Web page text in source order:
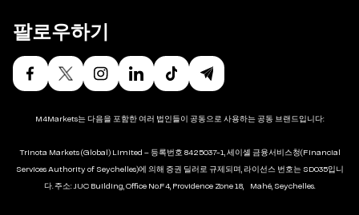
팔로우하기
M4Markets는 다음을 포함한 여러 법인들이 공동으로 사용하는 공동 브랜드입니다:
Trinota Markets (Global) Limited – 등록번호 8425037-1, 세이셸 금융서비스청(Financial
Services Authority of Seychelles)에 의해 증권 딜러로 규제되며, 라이선스 번호는 SD035입니
다. 주소: JUC Building, Office No.F4, Providence Zone 18, Mahé, Seychelles.